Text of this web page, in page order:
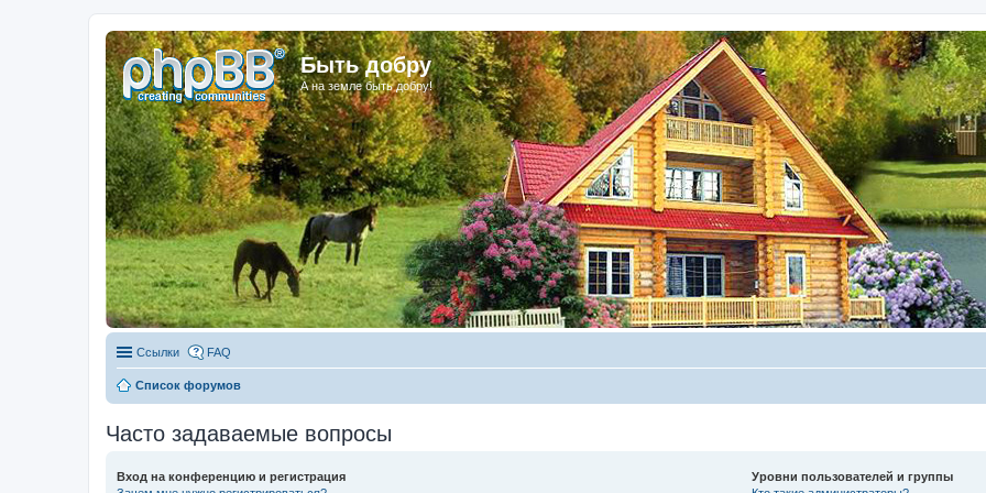
Быть добру
А на земле быть добру!
Ссылки FAQ
Список форумов
Часто задаваемые вопросы
Вход на конференцию и регистрация
Уровни пользователей и группы